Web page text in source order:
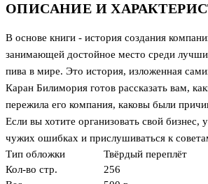
ОПИСАНИЕ И
В основе книги - история создания
занимающей достойное место среди
пива в мире. Это история, изложенная
Каран Билимория готов рассказать вам,
пережила его компания, каковы были
Если вы хотите организовать свой бизнес,
чужих ошибках и прислушиваться к
Тип обложки
Твёрдый переплёт
Кол-во стр.
256